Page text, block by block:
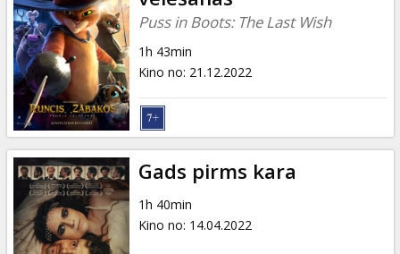
Kino
Klubs
Puss in Boots: The Last Wish
1h 43min
Kino no: 21.12.2022
Gads pirms kara
1h 40min
Kino no: 14.04.2022